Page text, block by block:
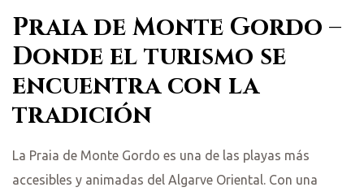
Praia de Monte Gordo –
Donde el turismo se
encuentra con la
tradición
La Praia de Monte Gordo es una de las playas más
accesibles y animadas del Algarve Oriental. Con una